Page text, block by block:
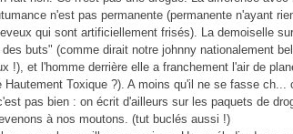
n'est pas permanente (permanente n'ayant
qui sont artificiellement frisés). La demoiselle
des buts" (comme dirait notre johnny nationalement
!), et l'homme derrière elle a franchement l'air de
Hautement Toxique ?). A moins qu'il ne se fasse ch...
pas bien : on écrit d'ailleurs sur les paquets de
à nos moutons. (tut buclés aussi !)